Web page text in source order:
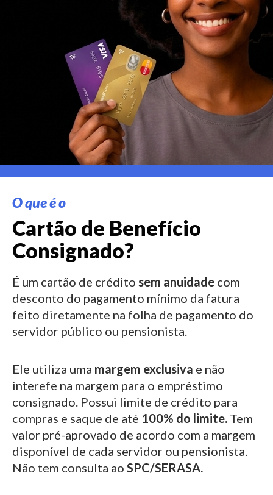
O que é o
Cartão de Benefício
Consignado?
É um cartão de crédito sem anuidade com
desconto do pagamento mínimo da fatura
feito diretamente na folha de pagamento do
servidor público ou pensionista.
Ele utiliza uma margem exclusiva e não
interefe na margem para o empréstimo
consignado. Possui limite de crédito para
compras e saque de até 100% do limite. Tem
valor pré-aprovado de acordo com a margem
disponível de cada servidor ou pensionista.
Não tem consulta ao SPC/SERASA.